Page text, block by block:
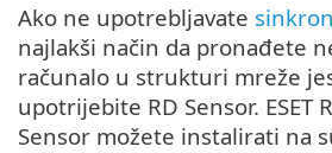
Ako ne upotrebljavate
najlakši način da pronađete
računalo u strukturi mreže
upotrijebite RD Sensor. ESET
Sensor možete instalirati na